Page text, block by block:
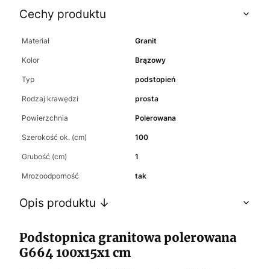
Cechy produktu
Materiał Granit
Kolor Brązowy
Typ podstopień
Rodzaj krawędzi prosta
Powierzchnia Polerowana
Szerokość ok. (cm) 100
Grubość (cm) 1
Mrozoodporność tak
Opis produktu ↓
Podstopnica granitowa polerowana
G664 100x15x1 cm